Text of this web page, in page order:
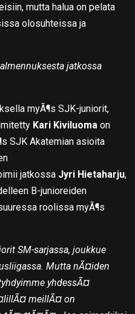
mutta halua on pelata
olosuhteissa ja
jatkossa
myÃ¶s SJK-juniorit,
Kari Kiviluoma on
SJK Akatemian asioita
jatkossa Jyri Hietaharju,
B-junioreiden
roolissa myÃ¶s
SM-sarjassa, joukkue
Mutta nÃ¤iden
yhdessÃ¤
meillÃ¤ on